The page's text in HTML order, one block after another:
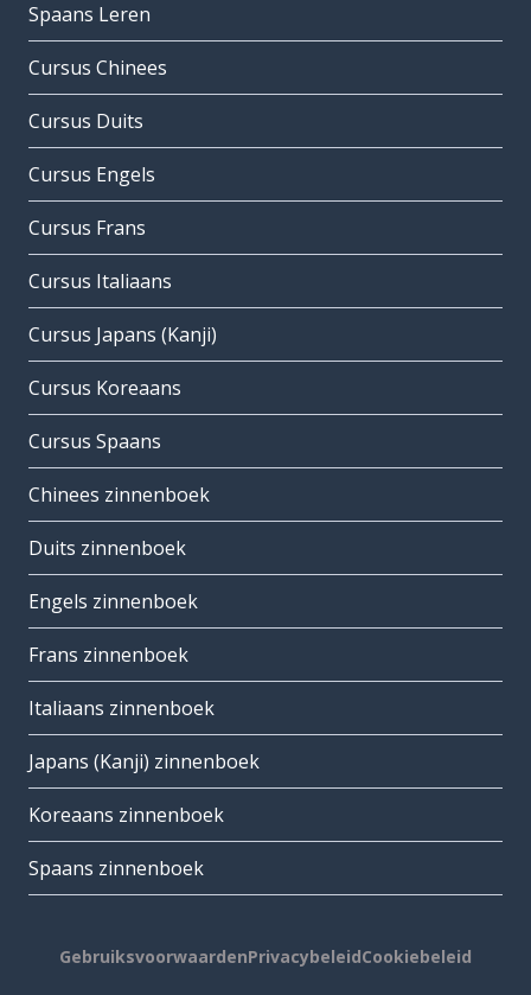
Spaans Leren
Cursus Chinees
Cursus Duits
Cursus Engels
Cursus Frans
Cursus Italiaans
Cursus Japans (Kanji)
Cursus Koreaans
Cursus Spaans
Chinees zinnenboek
Duits zinnenboek
Engels zinnenboek
Frans zinnenboek
Italiaans zinnenboek
Japans (Kanji) zinnenboek
Koreaans zinnenboek
Spaans zinnenboek
GebruiksvoorwaardenPrivacybeleidCookiebeleid